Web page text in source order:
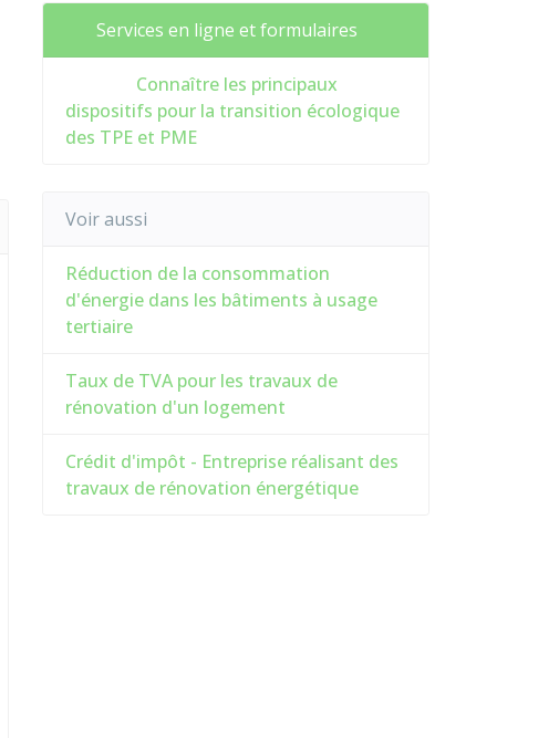
Services en ligne et formulaires
Connaître les principaux
dispositifs pour la transition écologique
des TPE et PME
Voir aussi
Réduction de la consommation
d'énergie dans les bâtiments à usage
tertiaire
Taux de TVA pour les travaux de
rénovation d'un logement
Crédit d'impôt - Entreprise réalisant des
travaux de rénovation énergétique